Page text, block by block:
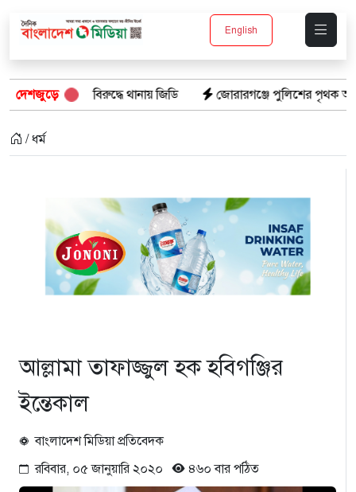
English
দেশজুড়ে
বিরুদ্ধে থানায় জিডি জোরারগঞ্জে পুলিশের পৃথক অভিযান:
/ ধর্ম
আল্লামা তাফাজ্জুল হক হবিগঞ্জির
ইন্তেকাল
বাংলাদেশ মিডিয়া প্রতিবেদক
রবিবার, ০৫ জানুয়ারি ২০২০
৪৬০ বার পঠিত